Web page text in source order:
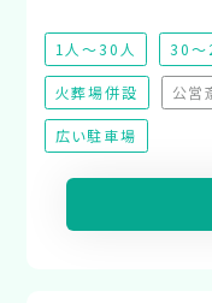
1人～30人 30～
火葬場併設
公営
広い駐車場